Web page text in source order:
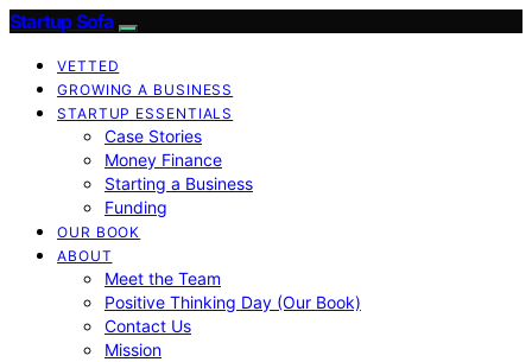
Startup Sofa
VETTED
GROWING A BUSINESS
STARTUP ESSENTIALS
Case Stories
Money Finance
Starting a Business
Funding
OUR BOOK
ABOUT
Meet the Team
Positive Thinking Day (Our Book)
Contact Us
Mission